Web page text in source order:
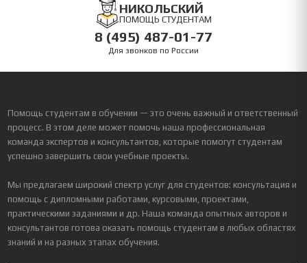
НИКОЛЬСКИЙ
ПОМОЩЬ СТУДЕНТАМ
8 (495) 487-01-77
Для звонков по России
Помощь студентам в обучении — это очень важный и ответственный
процесс. В этом деле может помочь наша профессиональная
команда экспертов и консультантов, которые помогут студентам
успешно завершить свои учебные проекты.
Мы предлагаем широкий спектр услуг для студентов: консультация и
помощь с дипломными работами, курсовыми, проектами,
практическими заданиями и др. Наша команда опытных авторов и
консультантов готова оказать помощь студентам в любых областях
знаний и на разных этапах обучения.